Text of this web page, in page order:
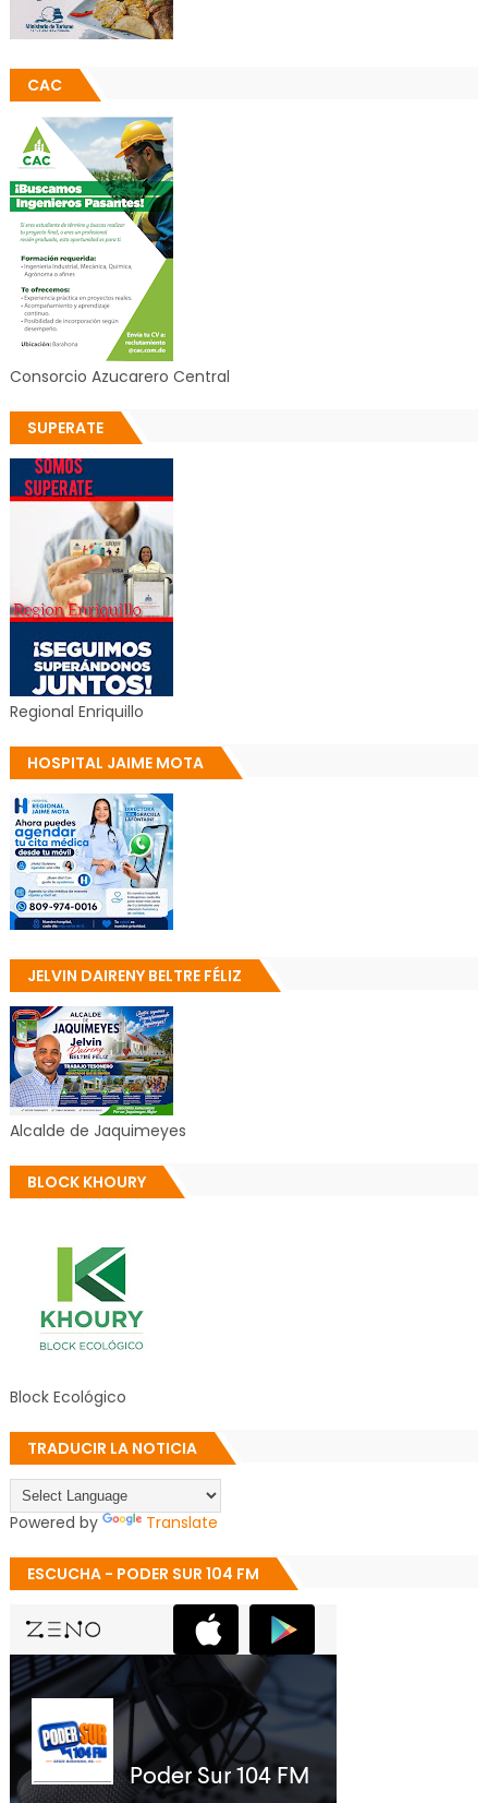
CAC
Consorcio Azucarero Central
SUPERATE
Regional Enriquillo
HOSPITAL JAIME MOTA
JELVIN DAIRENY BELTRE FÉLIZ
Alcalde de Jaquimeyes
BLOCK KHOURY
Block Ecológico
TRADUCIR LA NOTICIA
Powered by Translate
ESCUCHA - PODER SUR 104 FM